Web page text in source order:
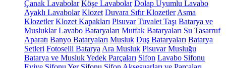
Çanak Lavabolar Köşe Lavabolar Dolap Uyumlu Lavabo
Ayaklı Lavabolar Klozet Duvara Sıfır Klozetler Asma
Klozetler Klozet Kapakları Pisuvar Tuvalet Taşı Batarya ve
Musluklar Lavabo Bataryaları Mutfak Bataryaları Su Tasarruf
Aparatı Banyo Bataryaları Musluk Duş Bataryaları Batarya
Setleri Fotoselli Batarya Ara Musluk Pisuvar Musluğu
Batarya ve Musluk Yedek Parçaları Sifon Lavabo Sifonu